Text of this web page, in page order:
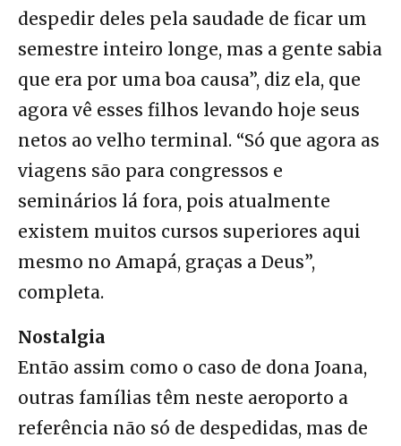
despedir deles pela saudade de ficar um
semestre inteiro longe, mas a gente sabia
que era por uma boa causa”, diz ela, que
agora vê esses filhos levando hoje seus
netos ao velho terminal. “Só que agora as
viagens são para congressos e
seminários lá fora, pois atualmente
existem muitos cursos superiores aqui
mesmo no Amapá, graças a Deus”,
completa.
Nostalgia
Então assim como o caso de dona Joana,
outras famílias têm neste aeroporto a
referência não só de despedidas, mas de